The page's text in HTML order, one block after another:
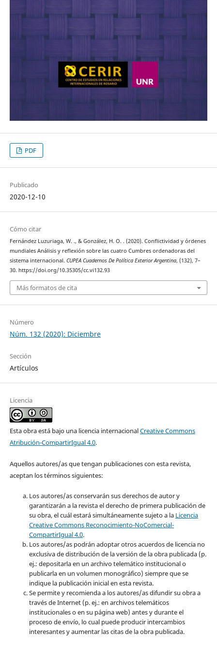
PDF
Publicado
2020-12-10
Cómo citar
Fernández Luzuriaga, W. ., & González, H. O. . (2020). Conflictividad y órdenes
mundiales Análisis y reflexión sobre las cuatro Cumbres ordenadoras del
sistema internacional. CUPEA Cuadernos De Política Exterior Argentina, (132), 7–
30. https://doi.org/10.35305/cc.vi132.93
Más formatos de cita
Número
Núm. 132 (2020): Diciembre
Sección
Artículos
Licencia
Esta obra está bajo una licencia internacionalCreative Commons
Atribución-CompartirIgual 4.0.
Aquellos autores/as que tengan publicaciones con esta revista,
aceptan los términos siguientes:
Los autores/as conservarán sus derechos de autor y
garantizarán a la revista el derecho de primera publicación de
su obra, el cuál estará simultáneamente sujeto a la Licencia
Creative Commons Reconocimiento-NoComercial-
CompartirIgual 4.0.
Los autores/as podrán adoptar otros acuerdos de licencia no
exclusiva de distribución de la versión de la obra publicada (p.
ej.: depositarla en un archivo telemático institucional o
publicarla en un volumen monográfico) siempre que se
indique la publicación inicial en esta revista.
Se permite y recomienda a los autores/as difundir su obra a
través de Internet (p. ej.: en archivos telemáticos
institucionales o en su página web) antes y durante el
proceso de envío, lo cual puede producir intercambios
interesantes y aumentar las citas de la obra publicada.